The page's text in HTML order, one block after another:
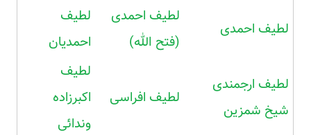
لطیف احمدی
لطیف احمدی
(فتح الله)
لطیف
احمدیان
لطیف ارجمندی
شیخ شمزین
لطیف افراسی
لطیف
اکبرزاده
وندائی